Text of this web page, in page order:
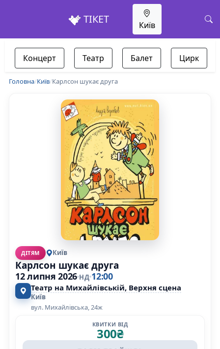
ТІКЕТ Київ
Концерт Театр Балет Цирк
Головна/Київ/Карлсон шукає друга
ДІТЯМ Київ
Карлсон шукає друга
12 липня 2026 НД 12:00
Театр на Михайлівській, Верхня сцена
Київ
вул. Михайлівська, 24ж
КВИТКИ ВІД
300₴